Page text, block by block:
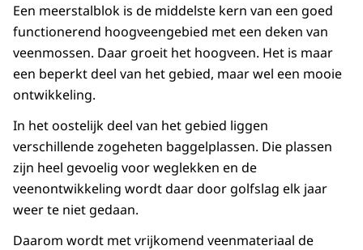
Een meerstalblok is de middelste kern van een goed
functionerend hoogveengebied met een deken van
veenmossen. Daar groeit het hoogveen. Het is maar
een beperkt deel van het gebied, maar wel een mooie
ontwikkeling.
In het oostelijk deel van het gebied liggen
verschillende zogeheten baggelplassen. Die plassen
zijn heel gevoelig voor weglekken en de
veenontwikkeling wordt daar door golfslag elk jaar
weer te niet gedaan.
Daarom wordt met vrijkomend veenmateriaal de